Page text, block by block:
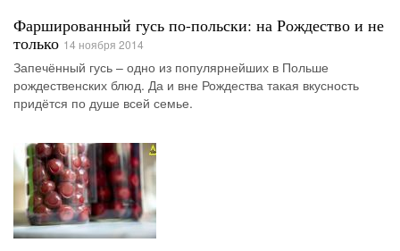
Фаршированный гусь по-польски: на Рождество и не
только 14 ноября 2014
Запечённый гусь – одно из популярнейших в Польше
рождественских блюд. Да и вне Рождества такая вкусность
придётся по душе всей семье.